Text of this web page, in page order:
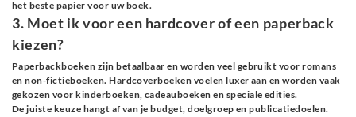
het beste papier voor uw boek.
3. Moet ik voor een hardcover of een paperback
kiezen?
Paperbackboeken zijn betaalbaar en worden veel gebruikt voor romans
en non-fictieboeken. Hardcoverboeken voelen luxer aan en worden vaak
gekozen voor kinderboeken, cadeauboeken en speciale edities.
De juiste keuze hangt af van je budget, doelgroep en publicatiedoelen.